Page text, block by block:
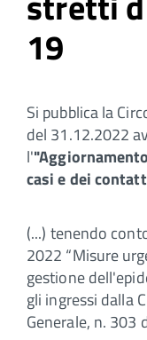
19
Si pubblica la
del 31.12.2022
l'
casi e dei
(...) tenendo
2022 “Misure
gestione
gli ingressi dalla
Generale, n. 303